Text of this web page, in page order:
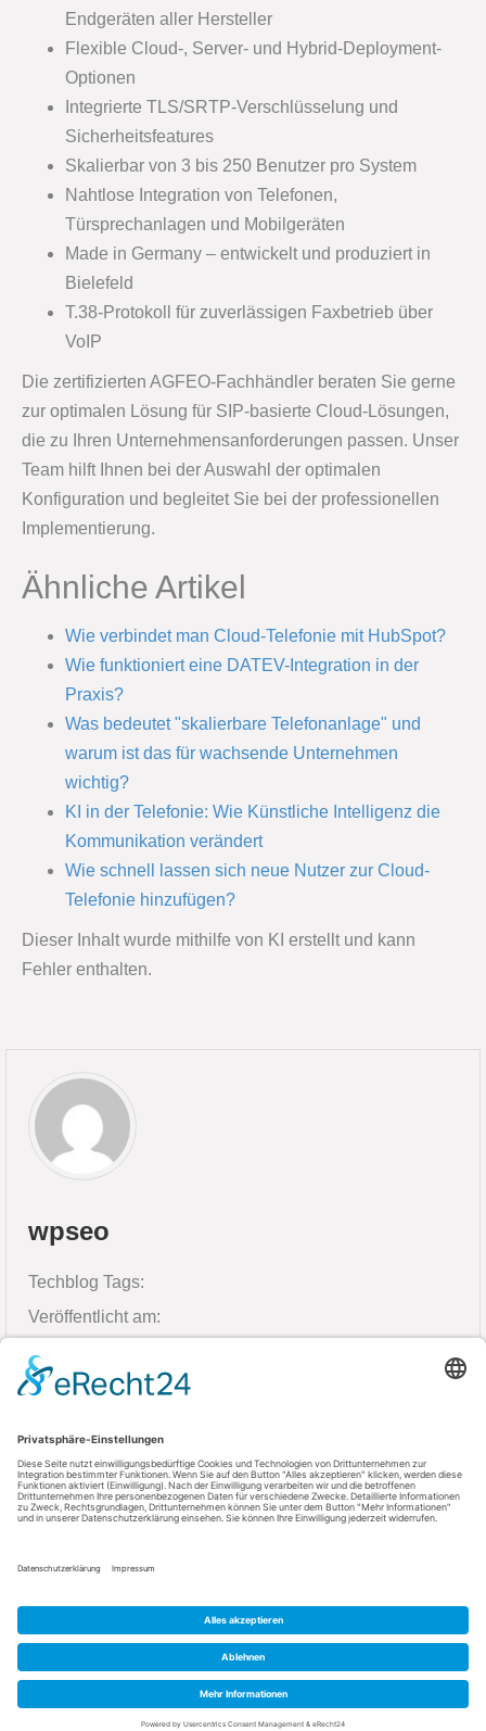
Endgeräten aller Hersteller
Flexible Cloud-, Server- und Hybrid-Deployment-
Optionen
Integrierte TLS/SRTP-Verschlüsselung und
Sicherheitsfeatures
Skalierbar von 3 bis 250 Benutzer pro System
Nahtlose Integration von Telefonen,
Türsprechanlagen und Mobilgeräten
Made in Germany – entwickelt und produziert in
Bielefeld
T.38-Protokoll für zuverlässigen Faxbetrieb über
VoIP
Die zertifizierten AGFEO-Fachhändler beraten Sie gerne
zur optimalen Lösung für SIP-basierte Cloud-Lösungen,
die zu Ihren Unternehmensanforderungen passen. Unser
Team hilft Ihnen bei der Auswahl der optimalen
Konfiguration und begleitet Sie bei der professionellen
Implementierung.
Ähnliche Artikel
Wie verbindet man Cloud-Telefonie mit HubSpot?
Wie funktioniert eine DATEV-Integration in der
Praxis?
Was bedeutet "skalierbare Telefonanlage" und
warum ist das für wachsende Unternehmen
wichtig?
KI in der Telefonie: Wie Künstliche Intelligenz die
Kommunikation verändert
Wie schnell lassen sich neue Nutzer zur Cloud-
Telefonie hinzufügen?
Dieser Inhalt wurde mithilfe von KI erstellt und kann
Fehler enthalten.
wpseo
Techblog Tags:
Veröffentlicht am:
9. April 2026
Kontakt
AGFEO GmbH & Co. KG
33647 Bielefeld
Fax: +49 521 44709-98555
AGB
Datenschutz
Impressum